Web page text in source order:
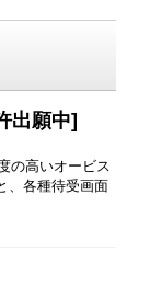
出願中]
の高いオービス
、各種待受画面